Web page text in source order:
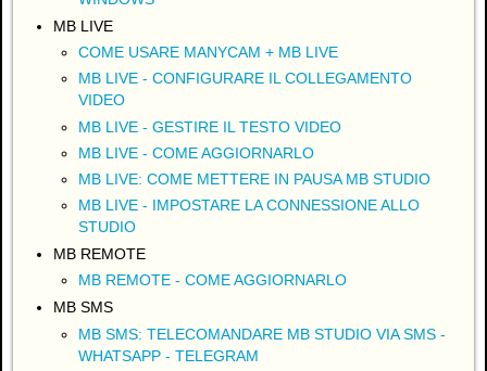
MB LIVE
COME USARE MANYCAM + MB LIVE
MB LIVE - CONFIGURARE IL COLLEGAMENTO
VIDEO
MB LIVE - GESTIRE IL TESTO VIDEO
MB LIVE - COME AGGIORNARLO
MB LIVE: COME METTERE IN PAUSA MB STUDIO
MB LIVE - IMPOSTARE LA CONNESSIONE ALLO
STUDIO
MB REMOTE
MB REMOTE - COME AGGIORNARLO
MB SMS
MB SMS: TELECOMANDARE MB STUDIO VIA SMS -
WHATSAPP - TELEGRAM